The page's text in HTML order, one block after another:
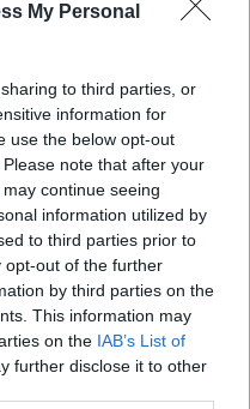
My Personal
to third parties, or
information for
use the below opt-out
note that after your
continue seeing
information utilized by
to third parties prior to
opt-out of the further
by third parties on the
This information may
on the IAB’s List of
further disclose it to other